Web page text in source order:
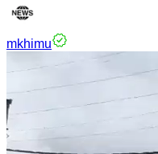
mkhimu